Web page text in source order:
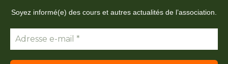
Soyez informé(e) des cours et autres actualités de l’association.